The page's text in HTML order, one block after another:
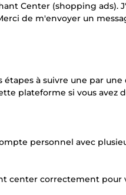
Center (shopping ads).
de m'envoyer un
à suivre une par une
plateforme si vous avez
personnel avec
center correctement pour